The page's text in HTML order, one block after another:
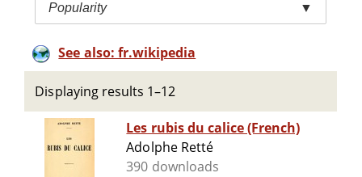
Popularity ▼
See also: fr.wikipedia
Displaying results 1–12
Les rubis du calice (French)
Adolphe Retté
390 downloads